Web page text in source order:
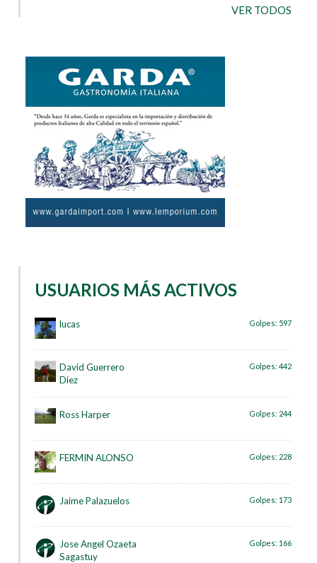
VER TODOS
USUARIOS MÁS ACTIVOS
lucas Golpes: 597
David Guerrero
Diez
Golpes: 442
Ross Harper Golpes: 244
FERMIN ALONSO Golpes: 228
Jaime Palazuelos Golpes: 173
Jose Angel Ozaeta
Sagastuy
Golpes: 166